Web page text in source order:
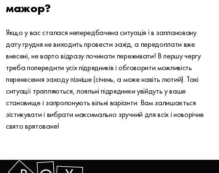
мажор?
Якщо у вас сталася непередбачена ситуація і в заплановану
дату грудня не виходить провести захід, а передоплати вже
внесені, не варто відразу починати переживати! В першу чергу
треба попередити усіх підрядників і обговорити можливість
перенесення заходу пізніше (січень, а може навіть лютий). Такі
ситуації трапляються, лояльні підрядники увійдуть у ваше
становище і запропонують вільні варіанти. Вам залишається
зістикувати і вибрати максимально зручний для всіх і новорічне
свято врятоване!